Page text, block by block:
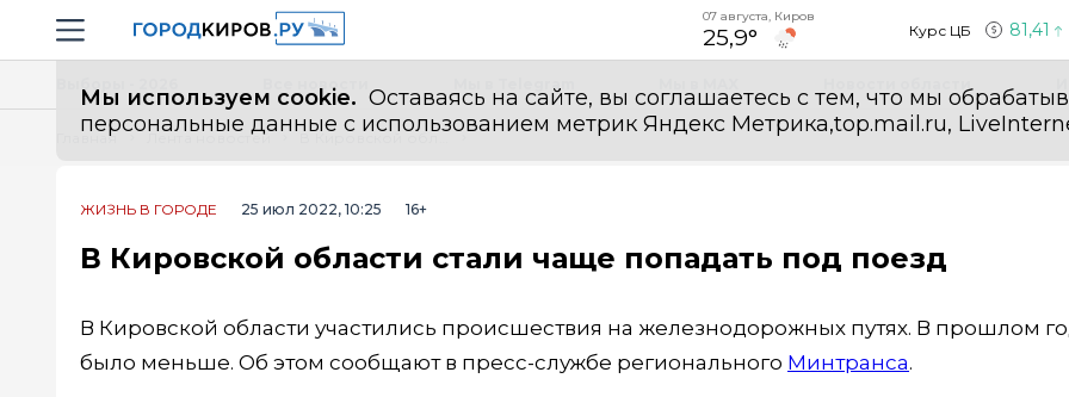
Навигация сайта
07 августа, Киров
25,9° Курс ЦБ 81,41
Мы используем cookie. Оставаясь на сайте, вы соглашаетесь с тем, что мы
персональные данные с использованием метрик Яндекс Метрика,top.mail.ru,
Все новости
Главная Лента новостей
ЖИЗНЬ В ГОРОДЕ 25 июл 2022, 10:25 16+
В Кировской области стали чаще попадать под поезд
В Кировской области участились происшествия на железнодорожных путях. В прошлом
было меньше. Об этом сообщают в пресс-службе регионального Минтранса.